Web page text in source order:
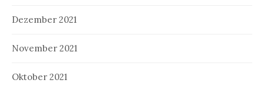
Dezember 2021
November 2021
Oktober 2021